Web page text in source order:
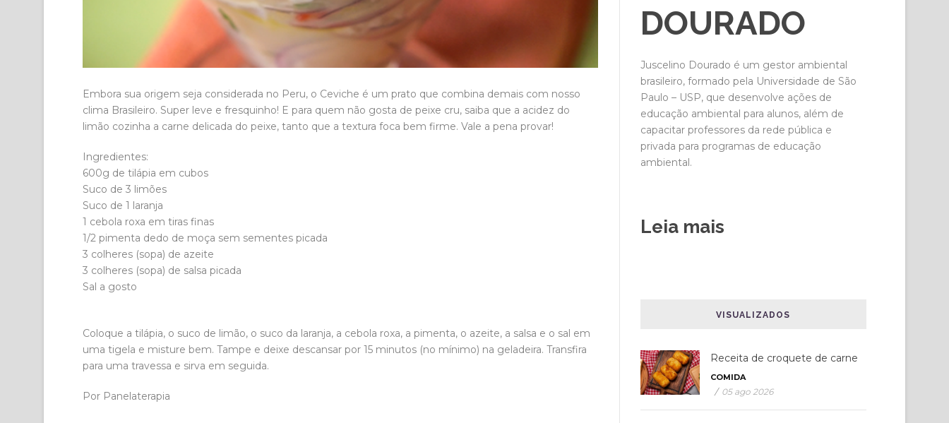
Embora sua origem seja considerada no Peru, o Ceviche é um prato que combina demais com nosso
clima Brasileiro. Super leve e fresquinho! E para quem não gosta de peixe cru, saiba que a acidez do
limão cozinha a carne delicada do peixe, tanto que a textura foca bem firme. Vale a pena provar!
Ingredientes:
600g de tilápia em cubos
Suco de 3 limões
Suco de 1 laranja
1 cebola roxa em tiras finas
1/2 pimenta dedo de moça sem sementes picada
3 colheres (sopa) de azeite
3 colheres (sopa) de salsa picada
Sal a gosto
Coloque a tilápia, o suco de limão, o suco da laranja, a cebola roxa, a pimenta, o azeite, a salsa e o sal em
uma tigela e misture bem. Tampe e deixe descansar por 15 minutos (no mínimo) na geladeira. Transfira
para uma travessa e sirva em seguida.
Por Panelaterapia
DOURADO
Juscelino Dourado é um gestor ambiental
brasileiro, formado pela Universidade de São
Paulo – USP, que desenvolve ações de
educação ambiental para alunos, além de
capacitar professores da rede pública e
privada para programas de educação
ambiental.
Leia mais
VISUALIZADOS
Receita de croquete de carne
COMIDA
/ 05 ago 2026